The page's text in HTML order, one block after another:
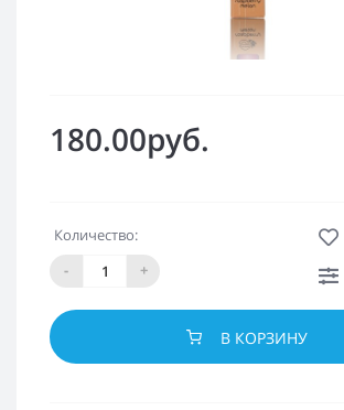
180.00руб.
Количество:
-
+
В КОРЗИНУ